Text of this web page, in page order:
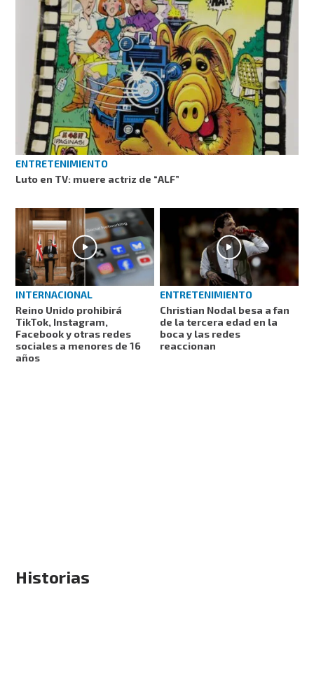
ENTRETENIMIENTO
Luto en TV: muere actriz de “ALF”
INTERNACIONAL
Reino Unido prohibirá
TikTok, Instagram,
Facebook y otras redes
sociales a menores de 16
años
ENTRETENIMIENTO
Christian Nodal besa a fan
de la tercera edad en la
boca y las redes
reaccionan
Historias